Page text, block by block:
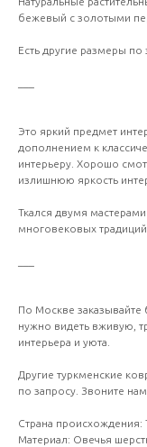
бежевый с золотыми
Есть другие размеры по
Это яркий предмет
дополнением к
интерьеру. Хорошо
излишнюю яркость
Ткался двумя
многовековых
По Москве
нужно видеть вживую,
интерьера и уюта.
Другие туркменские
по запросу. Звоните нам.
Страна происхождения:
Материал: Овечья